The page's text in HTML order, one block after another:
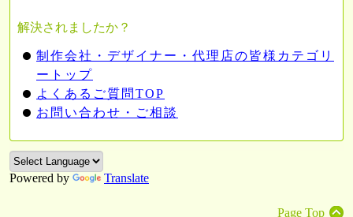
解決されましたか？
制作会社・デザイナー・代理店の皆様カテゴリ
ートップ
よくあるご質問TOP
お問い合わせ・ご相談
Powered by Translate
Page Top